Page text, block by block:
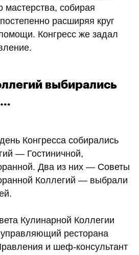
мастерства, собирая
расширяя круг
Конгресс же задал
выбирались
Конгресса собирались
— Гостиничной,
Два из них — Советы
Коллегий — выбрали
Кулинарной Коллегии
ресторана
и шеф-консультант